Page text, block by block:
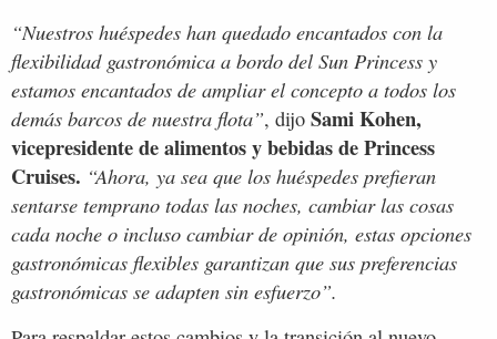
“Nuestros huéspedes han quedado encantados con la
flexibilidad gastronómica a bordo del Sun Princess y
estamos encantados de ampliar el concepto a todos los
demás barcos de nuestra flota”, dijo Sami Kohen,
vicepresidente de alimentos y bebidas de Princess
Cruises. “Ahora, ya sea que los huéspedes prefieran
sentarse temprano todas las noches, cambiar las cosas
cada noche o incluso cambiar de opinión, estas opciones
gastronómicas flexibles garantizan que sus preferencias
gastronómicas se adapten sin esfuerzo”.